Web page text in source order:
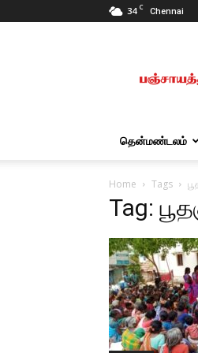
34 C Chennai
தென்மண்டலம்
Home Tags
Tag: